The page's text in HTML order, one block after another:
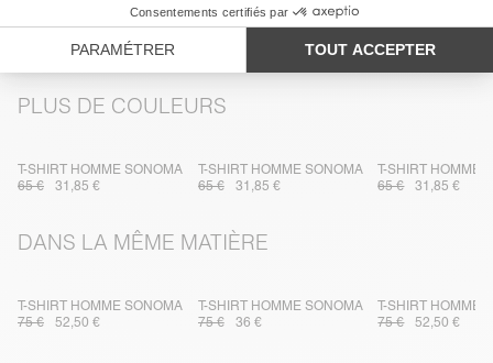
LIVRAISON ET RETOURS
PLUS DE COULEURS
T-SHIRT HOMME SONOMA
65 €
31,85 €
T-SHIRT HOMME SONOMA
65 €
31,85 €
T-SHIRT HOMME
65 €
31,85 €
DANS LA MÊME MATIÈRE
T-SHIRT HOMME SONOMA
75 €
52,50 €
T-SHIRT HOMME SONOMA
75 €
36 €
T-SHIRT HOMME
75 €
52,50 €